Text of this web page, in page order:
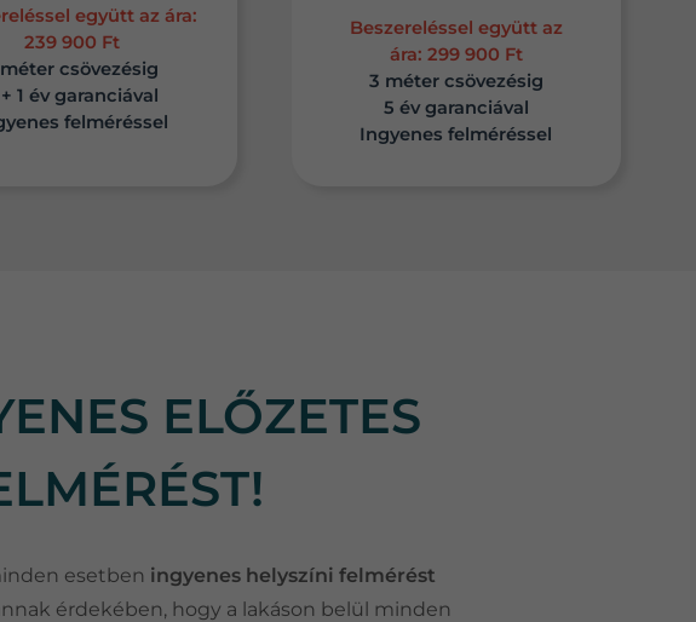
együtt az ára:
239 900 Ft
csövezésig
1 év garanciával
felméréssel
Beszereléssel együtt az
ára: 299 900 Ft
3 méter csövezésig
5 év garanciával
Ingyenes felméréssel
ELŐZETES
esetben ingyenes helyszíni felmérést
érdekében, hogy a lakáson belül minden